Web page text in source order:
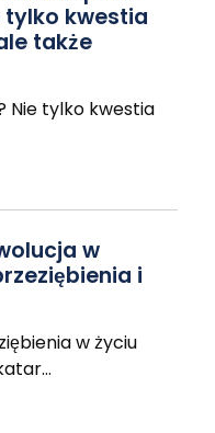
tylko kwestia
także
Nie tylko kwestia
w
i
w życiu
…